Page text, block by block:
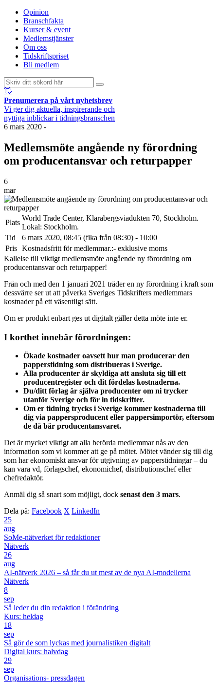
Opinion
Branschfakta
Kurser & event
Medlemstjänster
Om oss
Tidskriftspriset
Bli medlem
👋
Prenumerera på vårt nyhetsbrev
Vi ger dig aktuella, inspirerande och
nyttiga inblickar i tidningsbranschen
6 mars 2020 -
Medlemsmöte angående ny förordning
om producentansvar och returpapper
6
mar
Plats
World Trade Center, Klarabergsviadukten 70, Stockholm.
Lokal: Stockholm.
Tid
6 mars 2020, 08:45 (fika från 08:30) - 10:00
Pris Kostnadsfritt för medlemmar.:- exklusive moms
Kallelse till viktigt medlemsmöte angående ny förordning om
producentansvar och returpapper!
Från och med den 1 januari 2021 träder en ny förordning i kraft som
dessvärre ser ut att påverka Sveriges Tidskrifters medlemmars
kostnader på ett väsentligt sätt.
Om er produkt enbart ges ut digitalt gäller detta möte inte er.
I korthet innebär förordningen:
Ökade kostnader oavsett hur man producerar den
papperstidning som distribueras i Sverige.
Alla producenter är skyldiga att ansluta sig till ett
producentregister och dit fördelas kostnaderna.
Du/ditt förlag är själva producenter om ni trycker
utanför Sverige och för in tidskrifter.
Om er tidning trycks i Sverige kommer kostnaderna till
dig via pappersproducent eller pappersimportör, eftersom
de då bär producentansvaret.
Det är mycket viktigt att alla berörda medlemmar nås av den
information som vi kommer att ge på mötet. Mötet vänder sig till dig
som har ekonomiskt ansvar för utgivning av papperstidningar – du
kan vara vd, förlagschef, ekonomichef, distributionschef eller
chefredaktör.
Anmäl dig så snart som möjligt, dock senast den 3 mars.
Dela på: Facebook X LinkedIn
25
aug
SoMe-nätverket för redaktioner
Nätverk
26
aug
AI-nätverk 2026 – så får du ut mest av de nya AI-modellerna
Nätverk
8
sep
Så leder du din redaktion i förändring
Kurs: heldag
18
sep
Så gör de som lyckas med journalistiken digitalt
Digital kurs: halvdag
29
sep
Organisations- pressdagen